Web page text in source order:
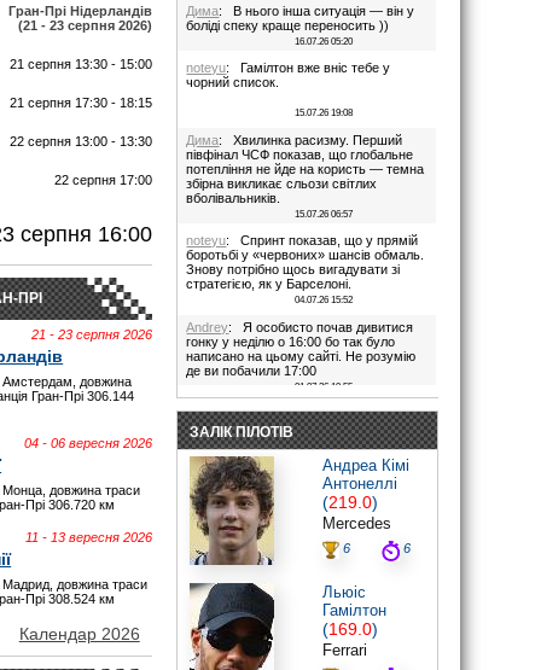
Гран-Прі Нідерландів
(21 - 23 серпня 2026)
21 серпня 13:30 - 15:00
21 серпня 17:30 - 18:15
22 серпня 13:00 - 13:30
22 серпня 17:00
серпня 16:00
ПРІ
21 - 23 серпня 2026
Амстердам, довжина
Гран-Прі 306.144
04 - 06 вересня 2026
Монца, довжина траси
Прі 306.720 км
11 - 13 вересня 2026
Мадрид, довжина траси
Прі 308.524 км
Календар 2026
Дима: В нього інша ситуація — він у
боліді спеку краще переносить ))
16.07.26 05:20
noteyu: Гамілтон вже вніс тебе у
чорний список.
15.07.26 19:08
Дима: Хвилинка расизму. Перший
півфінал ЧСФ показав, що глобальне
потепління не йде на користь — темна
збірна викликає сльози світлих
вболівальників.
15.07.26 06:57
noteyu: Спринт показав, що у прямій
боротьбі у «червоних» шансів обмаль.
Знову потрібно щось вигадувати зі
стратегією, як у Барселоні.
04.07.26 15:52
Andrey: Я особисто почав дивитися
гонку у неділю о 16:00 бо так було
написано на цьому сайті. Не розумію
де ви побачили 17:00
01.07.26 19:55
Дима: Іди на..., я не заповнюю ці
поля. В 17:00 була квала, гонка була в
16:00. Якщо ти не здатен відкрити очі,
то хто тобі винен?
28.06.26 22:45
maxizh: Було написано початок в
17:00. Не трусі. Якщо руко-жоп, то
визнай і сиди тихесенько, вчись якісно
працювати.
28.06.26 22:22
Дима: То злийся нафіг звідси, початок
гонки в 16:00. Все правильно написано
було.
Червоних перехвалили. Що творили їх
стратеги в Австрії((
ЗАЛІК ПІЛОТІВ
Андреа Кімі
Антонеллі
(219.0)
Mercedes
6 6
Льюіс
Гамілтон
(169.0)
Ferrari